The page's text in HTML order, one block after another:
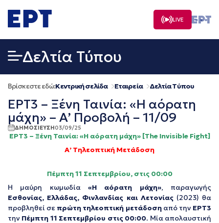
σε
περιεχόμενο
LIVE
Δελτία Τύπου
Βρίσκεστε εδώ:Κεντρική σελίδα Εταιρεία Δελτία Τύπου
ΕΡΤ3 – Ξένη Ταινία: «Η αόρατη
μάχη» – Α’ Προβολή – 11/09
ΔΗΜΟΣΙΕΥΣΗ03/09/25
ΕΡΤ3 – Ξένη Ταινία: «Η αόρατη μάχη» [The Invisible Fight]
Α’ Τηλεοπτική Μετάδοση
Πέμπτη 11 Σεπτεμβρίου, στις 00:00
Η μαύρη κωμωδία «Η αόρατη μάχη», παραγωγής
Εσθονίας, Ελλάδας, Φινλανδίας και Λετονίας(2023) θα
προβληθεί σε πρώτη τηλεοπτική μετάδοσηαπό την ΕΡΤ3
την Πέμπτη 11 Σεπτεμβρίου στις 00:00. Μία απολαυστική